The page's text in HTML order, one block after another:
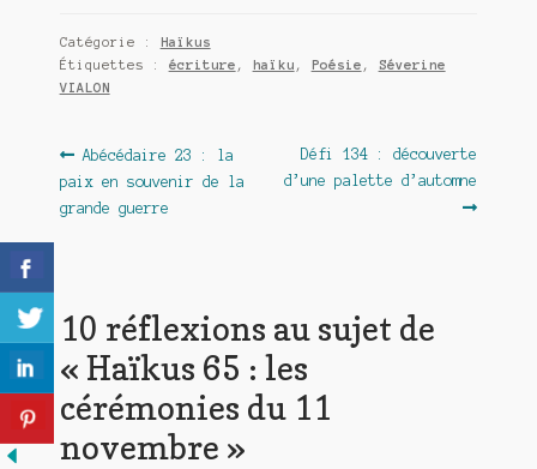
Catégorie : Haïkus
Étiquettes : écriture , haïku , Poésie , Séverine
VIALON
Navigation
de
Article
précédent :
Abécédaire 23 : la
paix en souvenir de la
grande guerre
Article
suivant :
Défi 134 : découverte
d’une palette d’automne
10 réflexions au sujet de
« Haïkus 65 : les
cérémonies du 11
novembre »